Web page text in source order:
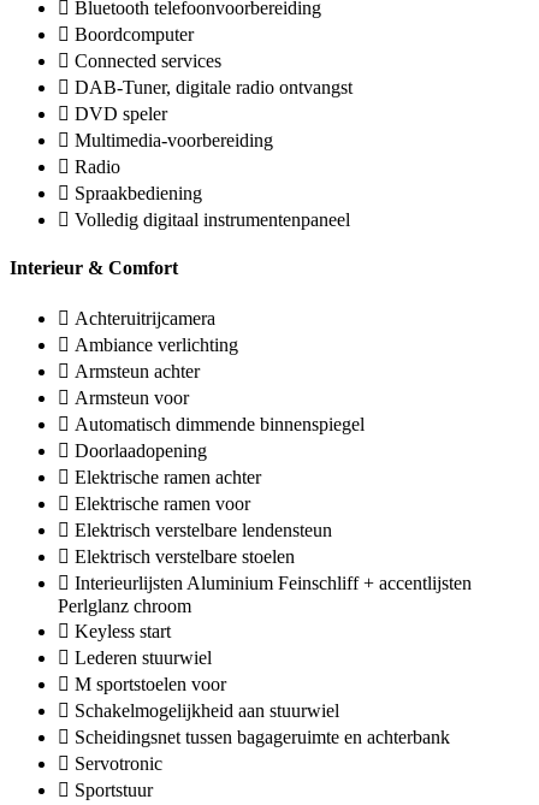
Bluetooth telefoonvoorbereiding
Boordcomputer
Connected services
DAB-Tuner, digitale radio ontvangst
DVD speler
Multimedia-voorbereiding
Radio
Spraakbediening
Volledig digitaal instrumentenpaneel
Interieur & Comfort
Achteruitrijcamera
Ambiance verlichting
Armsteun achter
Armsteun voor
Automatisch dimmende binnenspiegel
Doorlaadopening
Elektrische ramen achter
Elektrische ramen voor
Elektrisch verstelbare lendensteun
Elektrisch verstelbare stoelen
Interieurlijsten Aluminium Feinschliff + accentlijsten
Perlglanz chroom
Keyless start
Lederen stuurwiel
M sportstoelen voor
Schakelmogelijkheid aan stuurwiel
Scheidingsnet tussen bagageruimte en achterbank
Servotronic
Sportstuur